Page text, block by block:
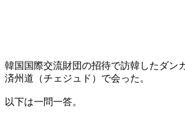
韓国国際交流財団の招待で訪韓したダン
済州道（チェジュド）で会った。
以下は一問一答。